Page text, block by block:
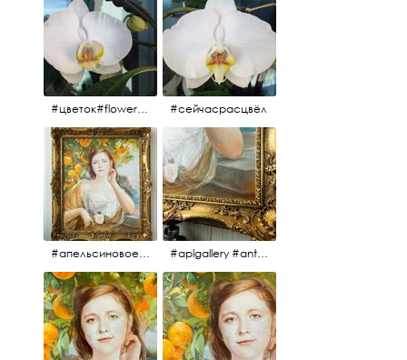
#цветок#flowers #💜🌸 #сейчасрасцвёл
#апельсиновоедерево #плодородие #изобилие #картина #портрет #живопись #девушка #апельсиновоедерево #плодородие #рама #антикварнаярама #антиквариат #antiques #abundance #aplgallery #portrait #painting #frame #fertility #orangetree @aplgallery #aplgallery #antiques #painting #portrait #frame #antiqueframe #abundance #fertility #orangetree #антиквариат#картина#фрагмент #живопись #улыбка #девушка #портрет #рама #антикварнаярама #изобилие #плодородие #апельсиновоедерево